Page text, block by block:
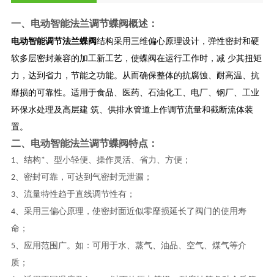
一、 电动智能法兰调节蝶阀概述：
电动智能调节法兰蝶阀结构采用三维偏心原理设计，弹性密封和硬
软多层密封兼容的加工新工艺，使蝶阀在运行工作时，减 少其扭矩
力，达到省力，节能之功能。从而确保整体的抗腐蚀、耐高温、抗
靡损的可靠性。适用于食品、医药、石油化工、电厂、钢厂、工业
环保水处理及高层建 筑、供排水管道上作调节流量和截断流体装
置。
二、 电动智能法兰调节蝶阀特点：
1、结构*、型小轻便、操作灵活、省力、方便；
2、密封可靠，可达到气密封无泄漏；
3、流量特性趋于直线调节性有；
4、采用三偏心原理，使密封面近似零靡损延长了阀门的使用寿
命；
5、应用范围广。如：可用于水、蒸气、油品、空气、煤气等介
质；